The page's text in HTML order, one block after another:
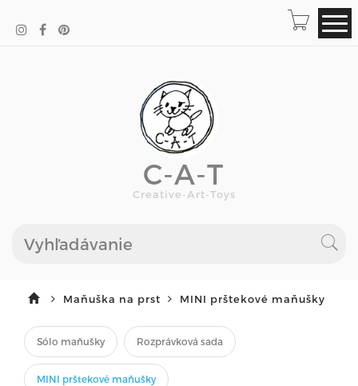
C-A-T
Creative-Art-Toys
Maňuška na prst MINI prštekové maňušky
Sólo maňušky Rozprávková sada
MINI prštekové maňušky